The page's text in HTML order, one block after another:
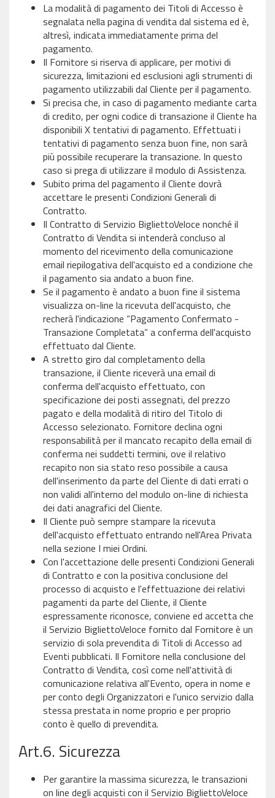
La modalità di pagamento dei Titoli di Accesso è
segnalata nella pagina di vendita dal sistema ed è,
altresì, indicata immediatamente prima del
pagamento.
Il Fornitore si riserva di applicare, per motivi di
sicurezza, limitazioni ed esclusioni agli strumenti di
pagamento utilizzabili dal Cliente per il pagamento.
Si precisa che, in caso di pagamento mediante carta
di credito, per ogni codice di transazione il Cliente ha
disponibili X tentativi di pagamento. Effettuati i
tentativi di pagamento senza buon fine, non sarà
più possibile recuperare la transazione. In questo
caso si prega di utilizzare il modulo di Assistenza.
Subito prima del pagamento il Cliente dovrà
accettare le presenti Condizioni Generali di
Contratto.
Il Contratto di Servizio BigliettoVeloce nonché il
Contratto di Vendita si intenderà concluso al
momento del ricevimento della comunicazione
email riepilogativa dell'acquisto ed a condizione che
il pagamento sia andato a buon fine.
Se il pagamento è andato a buon fine il sistema
visualizza on-line la ricevuta dell'acquisto, che
recherà l'indicazione “Pagamento Confermato -
Transazione Completata” a conferma dell'acquisto
effettuato dal Cliente.
A stretto giro dal completamento della
transazione, il Cliente riceverà una email di
conferma dell'acquisto effettuato, con
specificazione dei posti assegnati, del prezzo
pagato e della modalità di ritiro del Titolo di
Accesso selezionato. Fornitore declina ogni
responsabilità per il mancato recapito della email di
conferma nei suddetti termini, ove il relativo
recapito non sia stato reso possibile a causa
dell'inserimento da parte del Cliente di dati errati o
non validi all'interno del modulo on-line di richiesta
dei dati anagrafici del Cliente.
Il Cliente può sempre stampare la ricevuta
dell'acquisto effettuato entrando nell'Area Privata
nella sezione I miei Ordini.
Con l'accettazione delle presenti Condizioni Generali
di Contratto e con la positiva conclusione del
processo di acquisto e l'effettuazione dei relativi
pagamenti da parte del Cliente, il Cliente
espressamente riconosce, conviene ed accetta che
il Servizio BigliettoVeloce fornito dal Fornitore è un
servizio di sola prevendita di Titoli di Accesso ad
Eventi pubblicati. Il Fornitore nella conclusione del
Contratto di Vendita, così come nell'attività di
comunicazione relativa all'Evento, opera in nome e
per conto degli Organizzatori e l'unico servizio dalla
stessa prestata in nome proprio e per proprio
conto è quello di prevendita.
Art.6. Sicurezza
Per garantire la massima sicurezza, le transazioni
on line degli acquisti con il Servizio BigliettoVeloce